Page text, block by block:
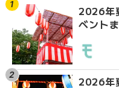
2026年
ベント
2026年